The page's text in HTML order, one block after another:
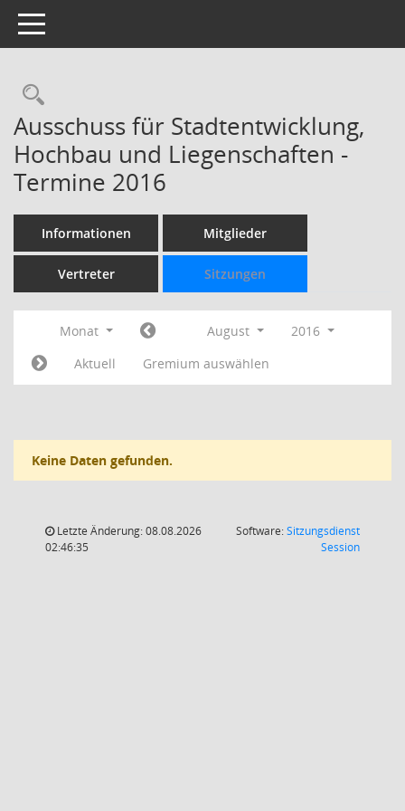
Toggle navigation
Rechercheauswahl
Ausschuss für Stadtentwicklung,
Hochbau und Liegenschaften -
Termine 2016
Informationen Mitglieder
Vertreter Sitzungen
Monat August
2016
Aktuell
Gremium auswählen
Keine Daten gefunden.
Letzte Änderung: 08.08.2026
02:46:35
Software:Sitzungsdienst
Session(Wird in